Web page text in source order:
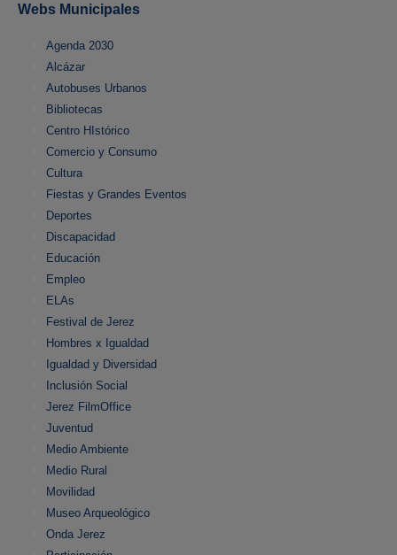
Webs Municipales
Agenda 2030
Alcázar
Autobuses Urbanos
Bibliotecas
Centro HIstórico
Comercio y Consumo
Cultura
Fiestas y Grandes Eventos
Deportes
Discapacidad
Educación
Empleo
ELAs
Festival de Jerez
Hombres x Igualdad
Igualdad y Diversidad
Inclusión Social
Jerez FilmOffice
Juventud
Medio Ambiente
Medio Rural
Movilidad
Museo Arqueológico
Onda Jerez